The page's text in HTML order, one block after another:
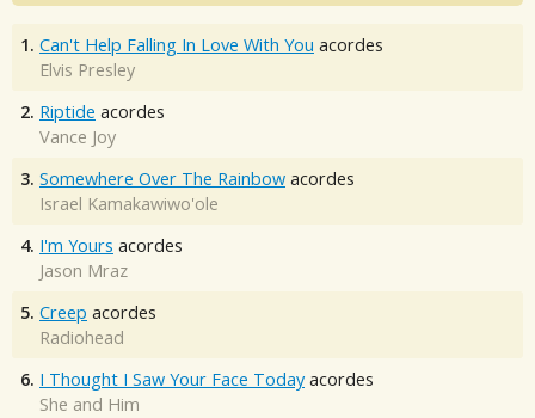
1. Can't Help Falling In Love With You acordes
Elvis Presley
2. Riptide acordes
Vance Joy
3. Somewhere Over The Rainbow acordes
Israel Kamakawiwo'ole
4. I'm Yours acordes
Jason Mraz
5. Creep acordes
Radiohead
6. I Thought I Saw Your Face Today acordes
She and Him